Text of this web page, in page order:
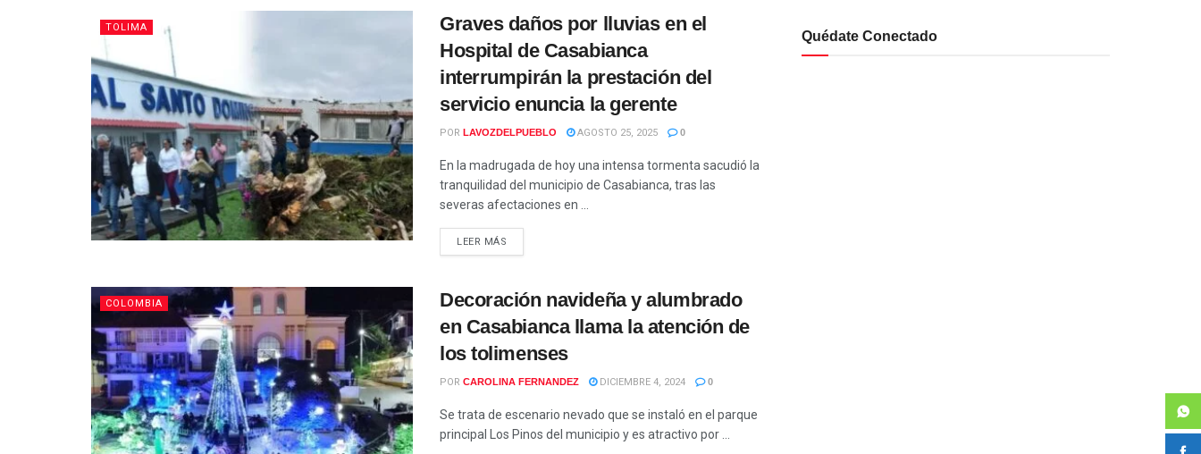
TOLIMA
Graves daños por lluvias en el
Hospital de Casabianca
interrumpirán la prestación del
servicio enuncia la gerente
POR LAVOZDELPUEBLO AGOSTO 25, 2025 0
En la madrugada de hoy una intensa tormenta sacudió la
tranquilidad del municipio de Casabianca, tras las
severas afectaciones en ...
LEER MÁS
COLOMBIA
Decoración navideña y alumbrado
en Casabianca llama la atención de
los tolimenses
POR CAROLINA FERNANDEZ DICIEMBRE 4, 2024 0
Se trata de escenario nevado que se instaló en el parque
principal Los Pinos del municipio y es atractivo por ...
Quédate Conectado